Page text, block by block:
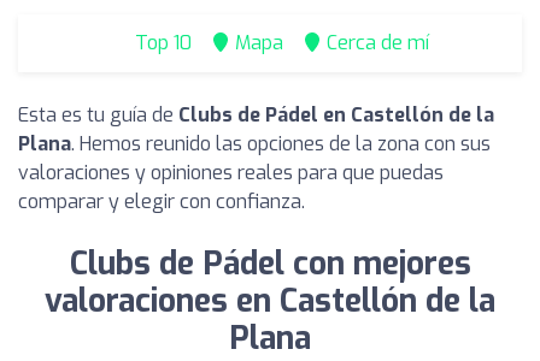
Top 10 Mapa Cerca de mí
Esta es tu guía de Clubs de Pádel en Castellón de la
Plana. Hemos reunido las opciones de la zona con sus
valoraciones y opiniones reales para que puedas
comparar y elegir con confianza.
Clubs de Pádel con mejores
valoraciones en Castellón de la
Plana